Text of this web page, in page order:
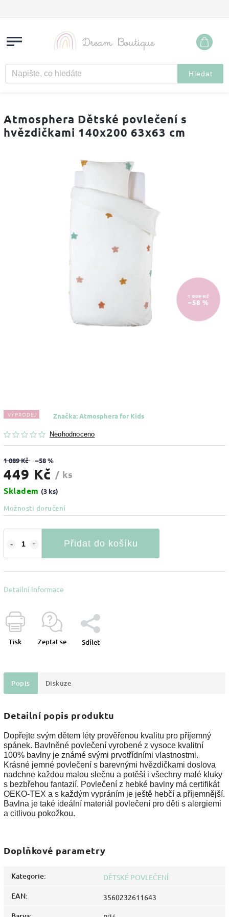
Hledat
Atmosphera Dětské povlečení s
hvězdičkami 140x200 63x63 cm
1 089 Kč
–58 %
VÝPRODEJ
Neohodnoceno
Značka:Atmosphera for Kids
1 089 Kč –58 %
449 Kč / ks
Skladem (3 ks)
Možnosti doručení
Přidat do košíku
Detailní informace
Tisk Zeptat se Sdílet
Popis Diskuze
Detailní popis produktu
Dopřejte svým dětem léty prověřenou kvalitu pro příjemný
spánek. Bavlněné povlečení vyrobené z vysoce kvalitní
100% bavlny je známé svými prvotřídními vlastnostmi.
Krásné jemné povlečení s barevnými hvězdičkami doslova
nadchne každou malou slečnu a potěší i všechny malé kluky
s bezbřehou fantazií. Povlečení z hebké bavlny má certifikát
OEKO-TEX a s každým vypráním je ještě hebčí a příjemnější.
Bavlna je také ideální materiál povlečení pro děti s alergiemi
a citlivou pokožkou.
Doplňkové parametry
Kategorie: DĚTSKÉ POVLEČENÍ
EAN: 3560232611643